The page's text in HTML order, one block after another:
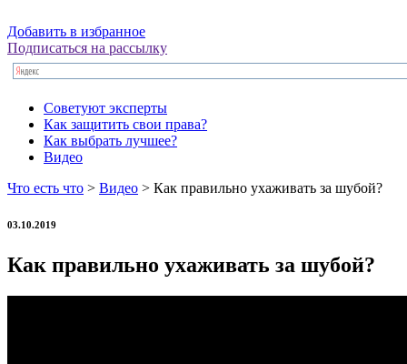
Добавить в избранное
Подписаться на рассылку
Советуют эксперты
Как защитить свои права?
Как выбрать лучшее?
Видео
Что есть что > Видео > Как правильно ухаживать за шубой?
03.10.2019
Как правильно ухаживать за шубой?